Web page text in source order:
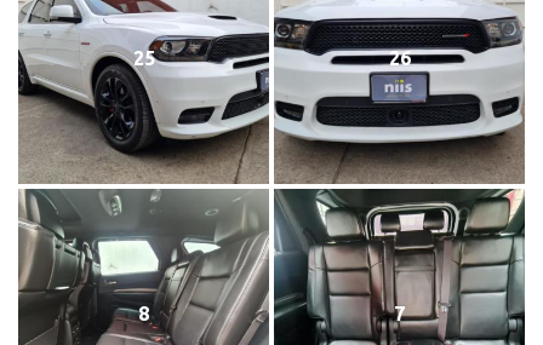
25 26
8 7